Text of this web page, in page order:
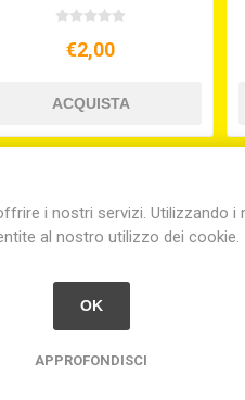
€2,00
i nostri servizi. Utilizzando i
al nostro utilizzo dei cookie.
OK
APPROFONDISCI